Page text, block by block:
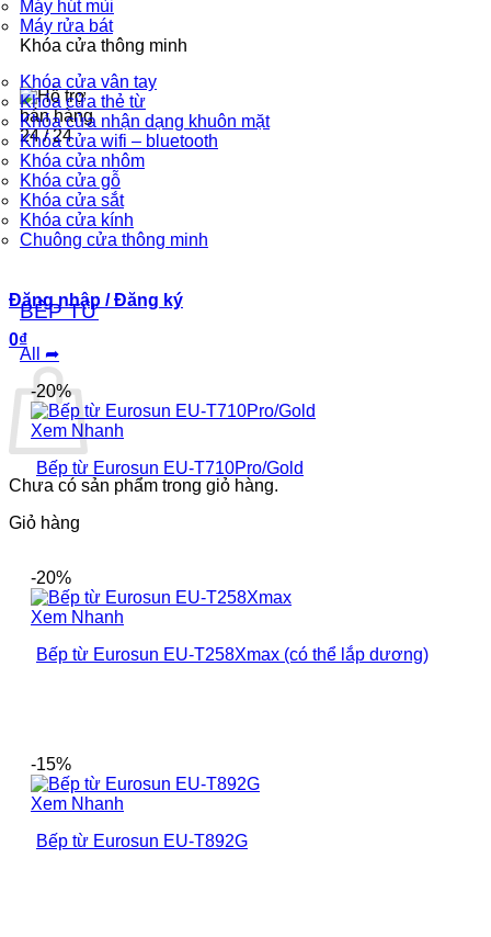
2-3 năm
Hotline-Zalo
0393.392.666
Đăng nhập / Đăng ký
0₫
Chưa có sản phẩm trong giỏ hàng.
Giỏ hàng
Máy hút mùi
Máy rửa bát
Khóa cửa thông minh
Khóa cửa vân tay
Khóa cửa thẻ từ
Khóa cửa nhận dạng khuôn mặt
Khóa cửa wifi – bluetooth
Khóa cửa nhôm
Khóa cửa gỗ
Khóa cửa sắt
Khóa cửa kính
Chuông cửa thông minh
BÊP TỪ
All ➦
-20%
Xem Nhanh
Bếp từ Eurosun EU-T710Pro/Gold
-20%
Xem Nhanh
Bếp từ Eurosun EU-T258Xmax (có thể lắp dương)
-15%
Xem Nhanh
Bếp từ Eurosun EU-T892G